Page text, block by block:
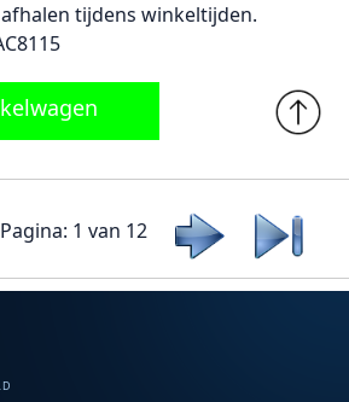
tijdens winkeltijden.
Pagina: 1 van 12